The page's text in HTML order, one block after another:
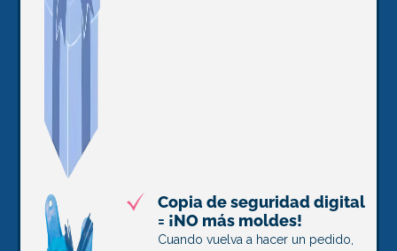
Copia de seguridad digital
= ¡NO más moldes!
Cuando vuelva a hacer un pedido,